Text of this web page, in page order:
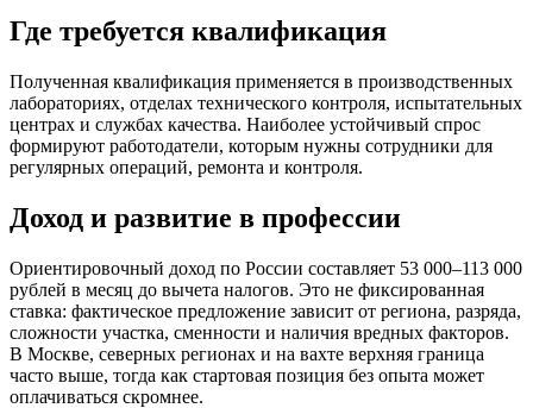
Где требуется квалификация
Полученная квалификация применяется в производственных
лабораториях, отделах технического контроля, испытательных
центрах и службах качества. Наиболее устойчивый спрос
формируют работодатели, которым нужны сотрудники для
регулярных операций, ремонта и контроля.
Доход и развитие в профессии
Ориентировочный доход по России составляет 53 000–113 000
рублей в месяц до вычета налогов. Это не фиксированная
ставка: фактическое предложение зависит от региона, разряда,
сложности участка, сменности и наличия вредных факторов.
В Москве, северных регионах и на вахте верхняя граница
часто выше, тогда как стартовая позиция без опыта может
оплачиваться скромнее.